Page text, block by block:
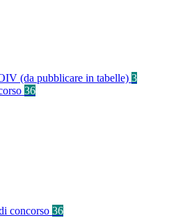
(da pubblicare in tabelle) 3
36
concorso 36